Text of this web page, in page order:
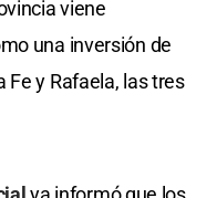
viene
una inversión de
Fe y Rafaela, las tres